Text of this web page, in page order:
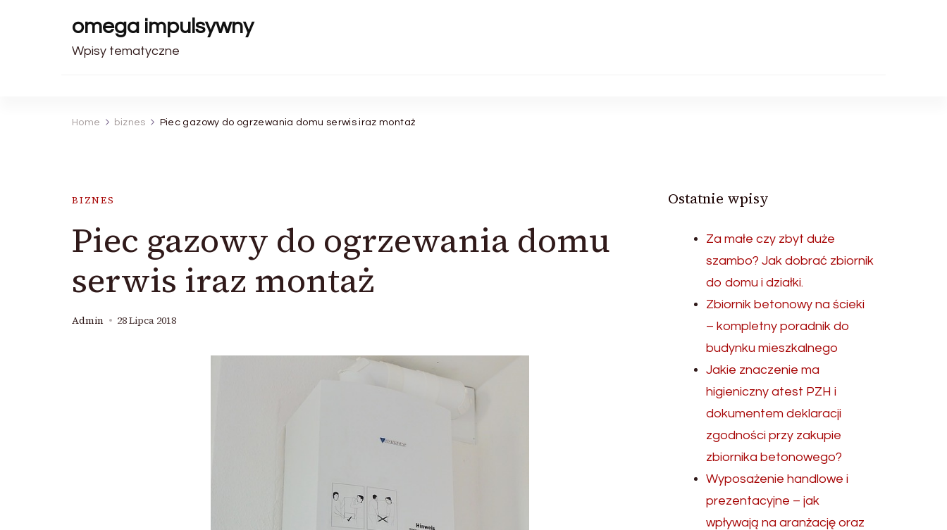
omega impulsywny
Wpisy tematyczne
Home biznes Piec gazowy do ogrzewania domu serwis iraz montaż
BIZNES
Piec gazowy do ogrzewania domu
serwis iraz montaż
Admin 28 Lipca 2018
Ostatnie wpisy
Za małe czy zbyt duże
szambo? Jak dobrać zbiornik
do domu i działki.
Zbiornik betonowy na ścieki
– kompletny poradnik do
budynku mieszkalnego
Jakie znaczenie ma
higieniczny atest PZH i
dokumentem deklaracji
zgodności przy zakupie
zbiornika betonowego?
Wyposażenie handlowe i
prezentacyjne – jak
wpływają na aranżację oraz